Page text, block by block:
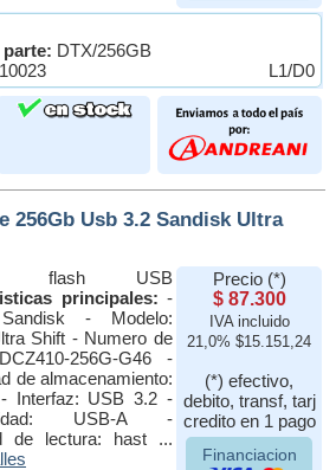
parte: DTX/256GB
L1/D0
256Gb Usb 3.2 Sandisk Ultra
flash USB
principales: -
- Modelo:
Shift - Numero de
256G-G46 -
de almacenamiento:
Interfaz: USB 3.2 -
USB-A -
de lectura: hast ...
Precio (*)
$ 87.300
IVA incluido
21,0% $15.151,24
(*) efectivo,
debito, transf, tarj
credito en 1 pago
Financiacion